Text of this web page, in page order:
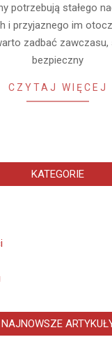
potrzebują stałego
i przyjaznego im
zadbać zawczasu,
bezpieczny
CZYTAJ WIĘCEJ
KATEGORIE
NAJNOWSZE